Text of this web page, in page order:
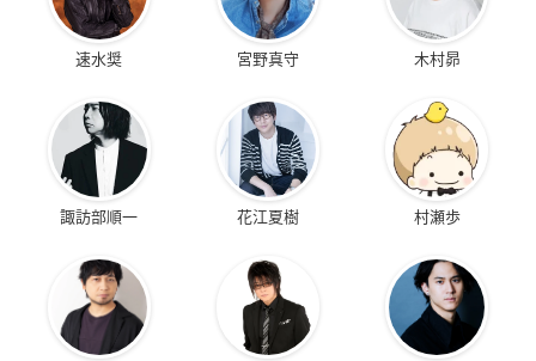
速水奨 宮野真守 木村昴
諏訪部順一 花江夏樹 村瀬歩